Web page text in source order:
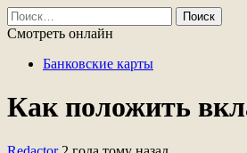
Найти:
Смотреть онлайн
Банковские карты
Как положить